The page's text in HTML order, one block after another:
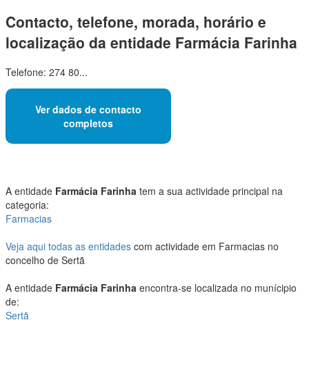
Contacto, telefone, morada, horário e
localização da entidade Farmácia Farinha
Telefone: 274 80...
Ver dados de contacto
completos
A entidade Farmácia Farinha tem a sua actividade principal na
categoria:
Farmacias
Veja aqui todas as entidades com actividade em Farmacias no
concelho de Sertã
A entidade Farmácia Farinha encontra-se localizada no munícipio
de:
Sertã